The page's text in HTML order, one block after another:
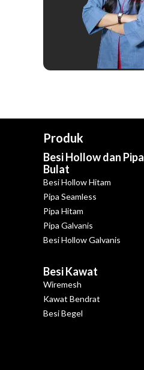
Produk
Besi Hollow dan Pipa
Bulat
Besi Hollow Hitam
Pipa Seamless
Pipa Hitam
Pipa Galvanis
Besi Hollow Galvanis
Besi Kawat
Wiremesh
Kawat Bendrat
Besi Begel